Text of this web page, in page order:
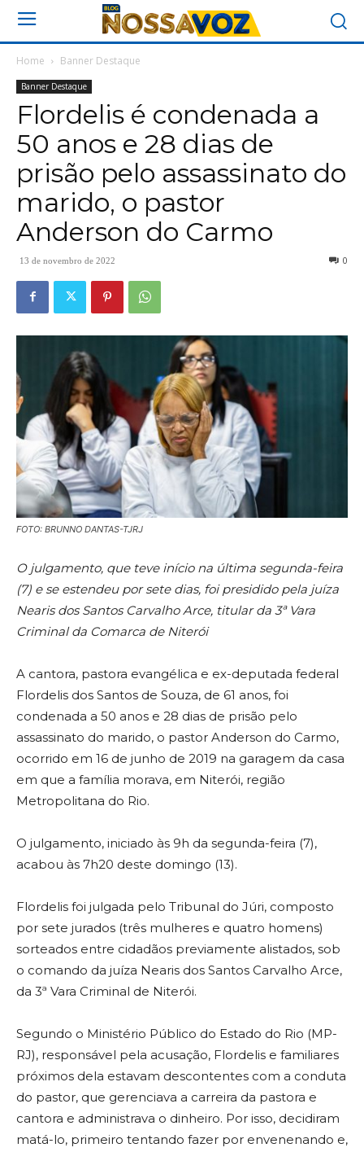
Home Banner Destaque
Banner Destaque
Flordelis é condenada a
50 anos e 28 dias de
prisão pelo assassinato do
marido, o pastor
Anderson do Carmo
13 de novembro de 2022 0
FOTO: BRUNNO DANTAS-TJRJ
O julgamento, que teve início na última segunda-feira
(7) e se estendeu por sete dias, foi presidido pela juíza
Nearis dos Santos Carvalho Arce, titular da 3ª Vara
Criminal da Comarca de Niterói
A cantora, pastora evangélica e ex-deputada federal
Flordelis dos Santos de Souza, de 61 anos, foi
condenada a 50 anos e 28 dias de prisão pelo
assassinato do marido, o pastor Anderson do Carmo,
ocorrido em 16 de junho de 2019 na garagem da casa
em que a família morava, em Niterói, região
Metropolitana do Rio.
O julgamento, iniciado às 9h da segunda-feira (7),
acabou às 7h20 deste domingo (13).
Flordelis foi julgada pelo Tribunal do Júri, composto
por sete jurados (três mulheres e quatro homens)
sorteados entre cidadãos previamente alistados, sob
o comando da juíza Nearis dos Santos Carvalho Arce,
da 3ª Vara Criminal de Niterói.
Segundo o Ministério Público do Estado do Rio (MP-
RJ), responsável pela acusação, Flordelis e familiares
próximos dela estavam descontentes com a conduta
do pastor, que gerenciava a carreira da pastora e
cantora e administrava o dinheiro. Por isso, decidiram
matá-lo, primeiro tentando fazer por envenenando e,